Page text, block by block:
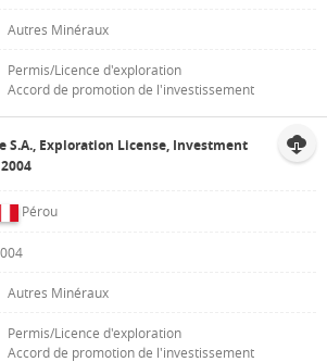
Autres Minéraux
Permis/Licence d'exploration
Accord de promotion de l'investissement
S.A., Exploration License, Investment
Pérou
Autres Minéraux
Permis/Licence d'exploration
Accord de promotion de l'investissement